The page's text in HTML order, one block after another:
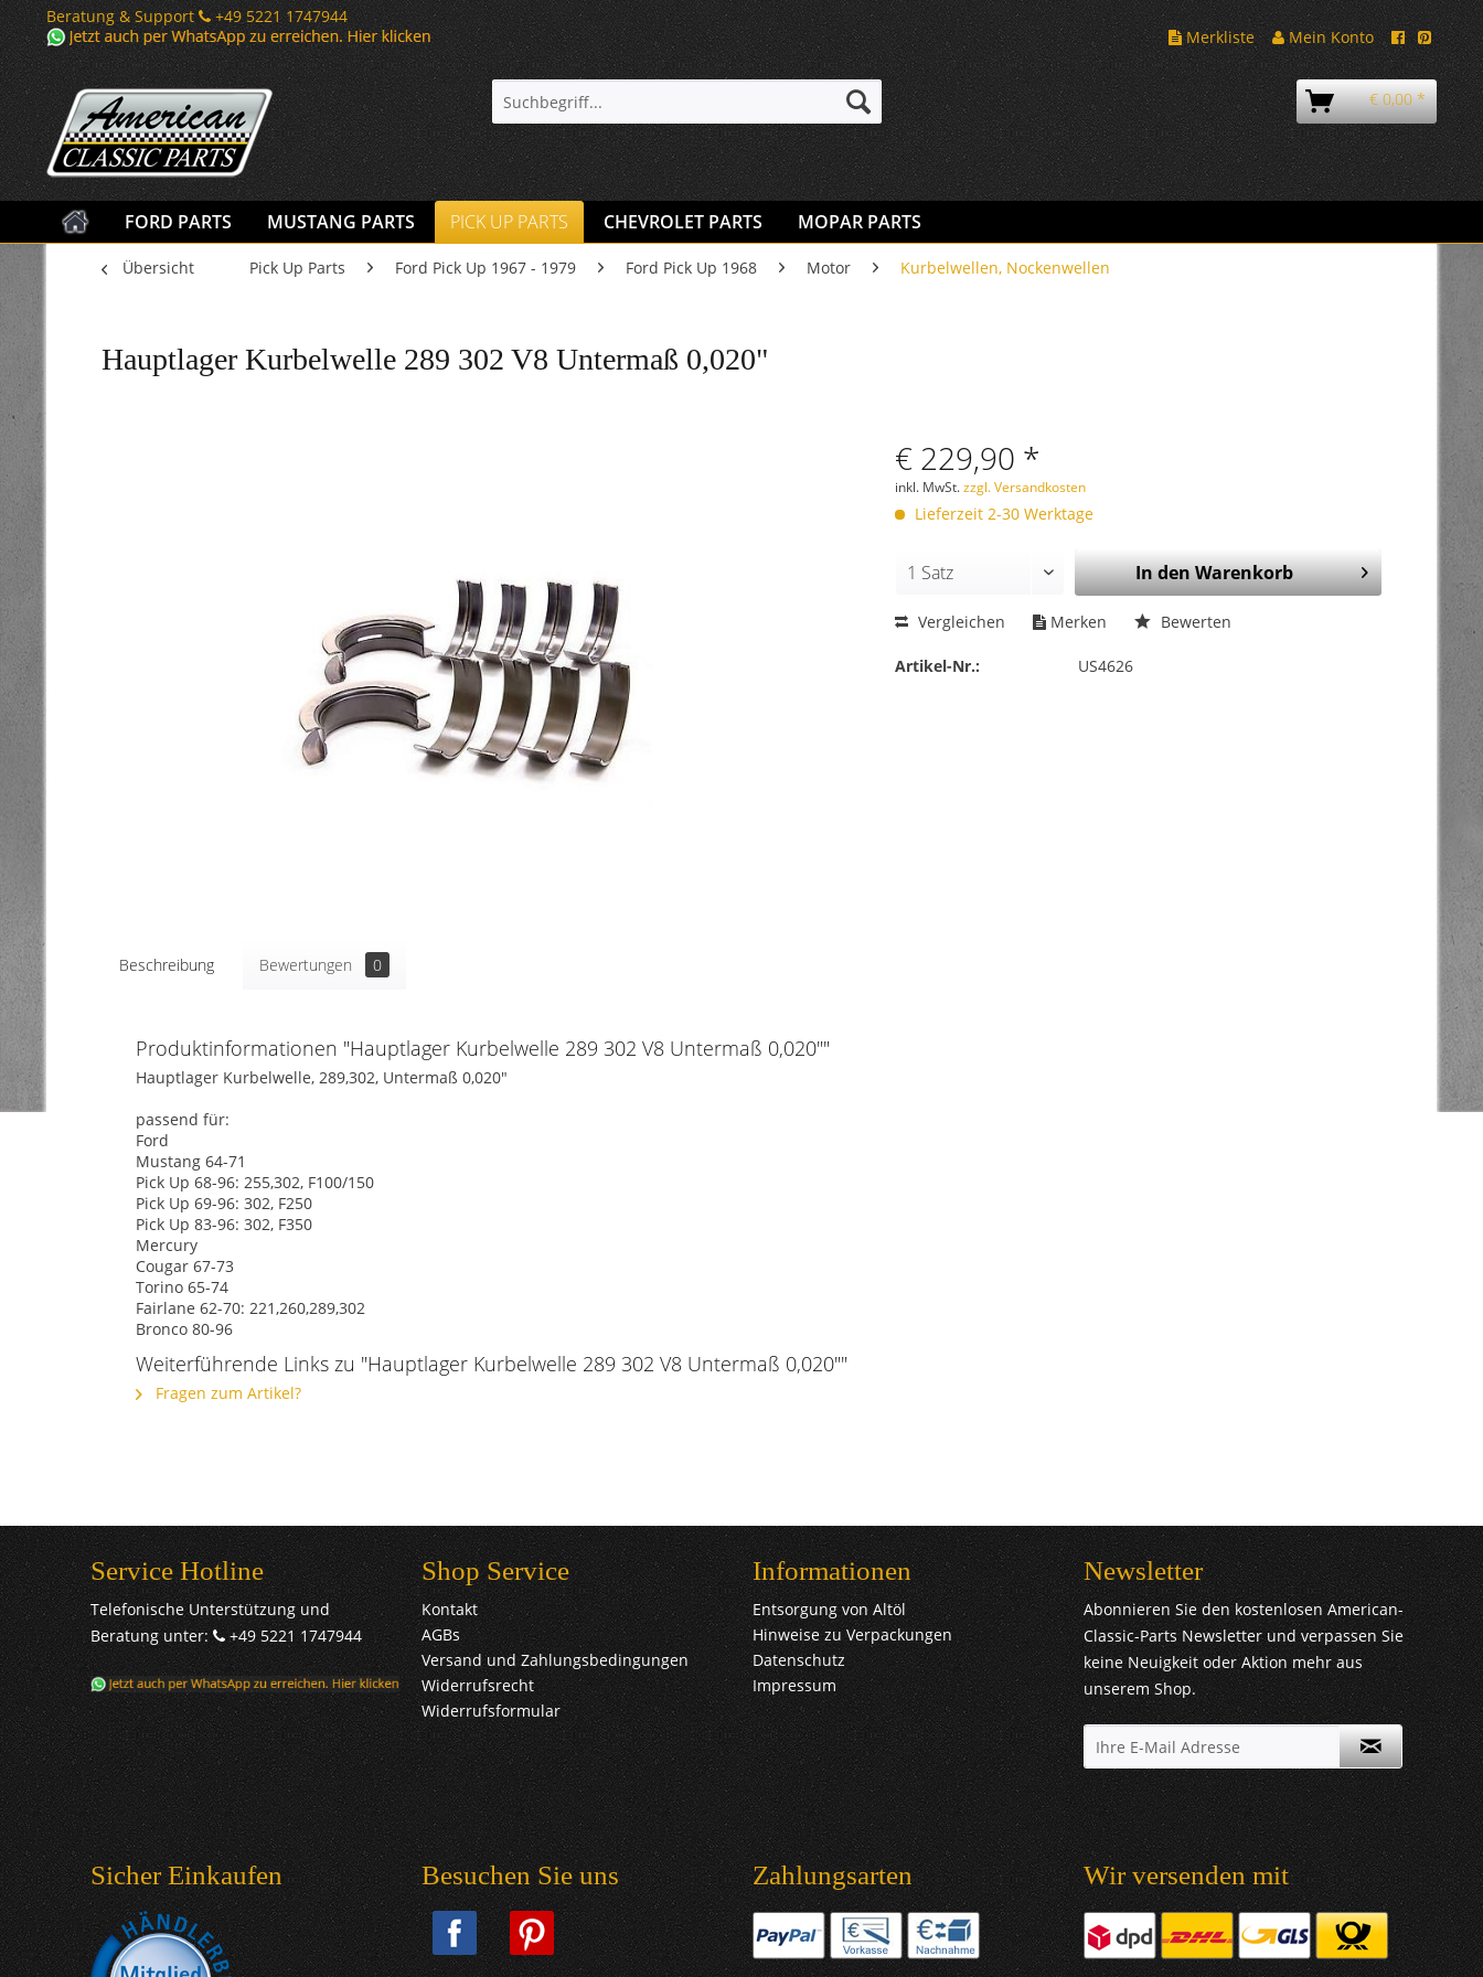
Beratung & Support
+49 5221 1747944
Merkliste
Mein Konto
€ 0,00 *
FORD PARTS MUSTANG PARTS PICK UP PARTS CHEVROLET PARTS MOPAR PARTS
Übersicht Pick Up Parts Ford Pick Up 1967 - 1979 Ford Pick Up 1968 Motor Kurbelwellen, Nockenwellen
Hauptlager Kurbelwelle 289 302 V8 Untermaß 0,020"
€ 229,90 *
inkl. MwSt.zzgl. Versandkosten
Lieferzeit 2-30 Werktage
In denWarenkorb
Vergleichen Merken Bewerten
Artikel-Nr.: US4626
Beschreibung Bewertungen 0
Produktinformationen "Hauptlager Kurbelwelle 289 302 V8 Untermaß 0,020""
Hauptlager Kurbelwelle, 289,302, Untermaß 0,020"
passend für:
Ford
Mustang 64-71
Pick Up 68-96: 255,302, F100/150
Pick Up 69-96: 302, F250
Pick Up 83-96: 302, F350
Mercury
Cougar 67-73
Torino 65-74
Fairlane 62-70: 221,260,289,302
Bronco 80-96
Weiterführende Links zu "Hauptlager Kurbelwelle 289 302 V8 Untermaß 0,020""
Fragen zum Artikel?
Service Hotline
Telefonische Unterstützung und
Beratung unter:
+49 5221 1747944
Shop Service
Kontakt
AGBs
Versand und Zahlungsbedingungen
Widerrufsrecht
Widerrufsformular
Informationen
Entsorgung von Altöl
Hinweise zu Verpackungen
Datenschutz
Impressum
Newsletter
Abonnieren Sie den kostenlosen American-
Classic-Parts Newsletter und verpassen Sie
keine Neuigkeit oder Aktion mehr aus
unserem Shop.
Sicher Einkaufen Besuchen Sie uns Zahlungsarten Wir versenden mit